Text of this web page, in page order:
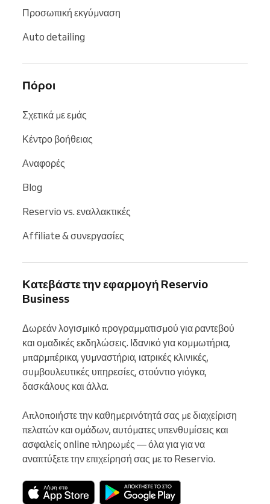
Προσωπική εκγύμναση
Auto detailing
Πόροι
Σχετικά με εμάς
Κέντρο βοήθειας
Αναφορές
Blog
Reservio vs. εναλλακτικές
Affiliate & συνεργασίες
Κατεβάστε την εφαρμογή Reservio
Business
Δωρεάν λογισμικό προγραμματισμού για ραντεβού
και ομαδικές εκδηλώσεις. Ιδανικό για κομμωτήρια,
μπαρμπέρικα, γυμναστήρια, ιατρικές κλινικές,
συμβουλευτικές υπηρεσίες, στούντιο γιόγκα,
δασκάλους και άλλα.
Απλοποιήστε την καθημερινότητά σας με διαχείριση
πελατών και ομάδων, αυτόματες υπενθυμίσεις και
ασφαλείς online πληρωμές — όλα για για να
αναπτύξετε την επιχείρησή σας με το Reservio.